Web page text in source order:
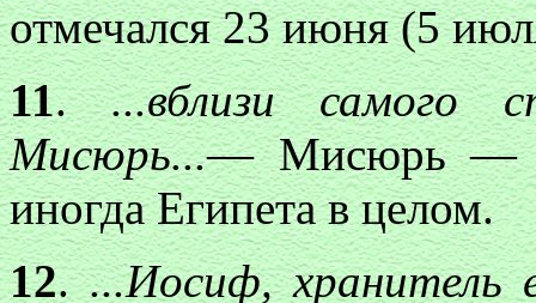
отмечался 23 июня (5
11....вблизи самого
Мисюрь...— Мисюрь —
иногда Египета в целом.
12....Иосиф, хранитель